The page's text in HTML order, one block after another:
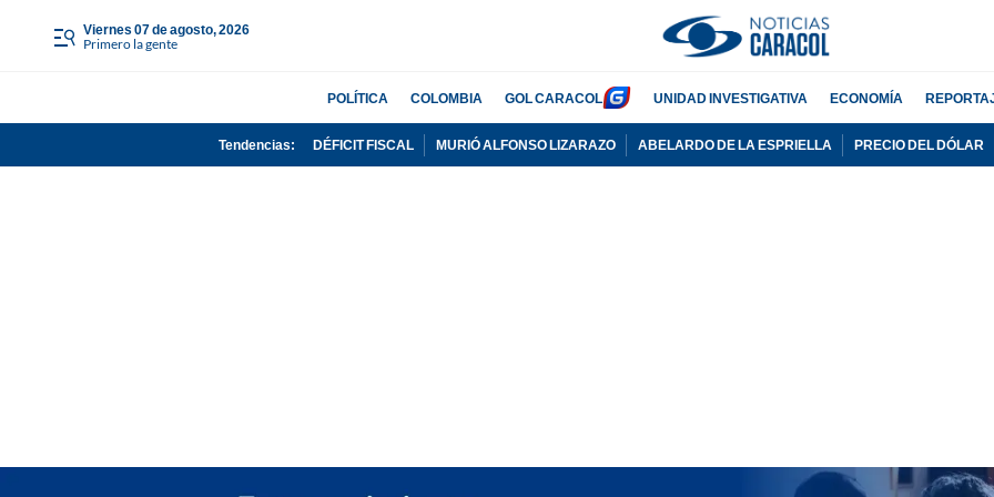
viernes 07 de agosto, 2026
Primero la gente
POLÍTICA COLOMBIA GOL CARACOL UNIDAD INVESTIGATIVA ECONOMÍA
Tendencias: DÉFICIT FISCAL MURIÓ ALFONSO LIZARAZO ABELARDO DE LA ESPRIELLA PRECIO DEL DÓLAR